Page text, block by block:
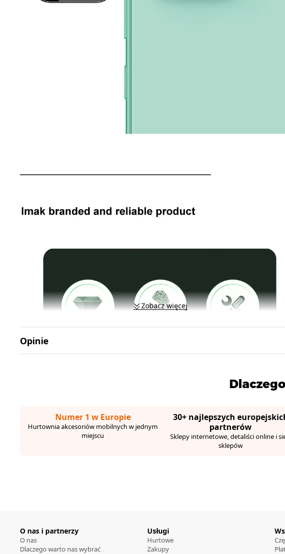
Zobacz więcej
Opinie
Numer 1 w Europie
Hurtownia akcesoriów mobilnych w jednym
miejscu
30+ najlepszych
partnerów
Sklepy internetowe, detaliści online i
sklepów
O nas i partnerzy
O nas
Dlaczego warto nas wybrać
Usługi
Hurtowe
Zakupy